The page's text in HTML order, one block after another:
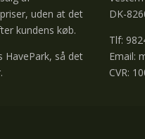
uden at det
kundens køb.
så det
DK-
Tlf:
Email:
CVR: